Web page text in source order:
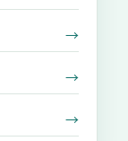
→
→
→